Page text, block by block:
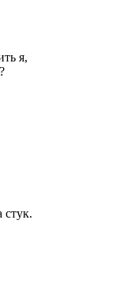
я,
стук.